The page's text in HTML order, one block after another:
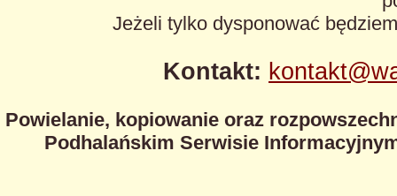
Jeżeli tylko dysponować
Kontakt:
Powielanie, kopiowanie oraz
Podhalańskim Serwisie